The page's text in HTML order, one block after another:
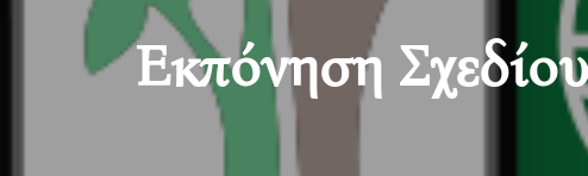
Εκπόνηση